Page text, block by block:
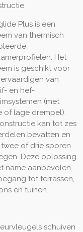
Plus is een
van thermisch
Het
is geschikt voor
van
en hef-
(met
of lage drempel).
kan tot zes
bevatten en
of drie sporen
Deze oplossing
name aanbevolen
tot terrassen,
en tuinen.
schuiven